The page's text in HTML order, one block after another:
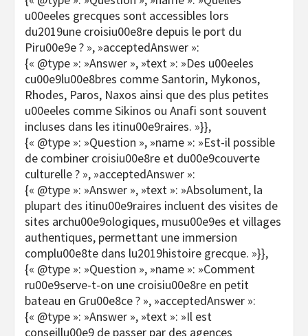
u00eeles grecques sont accessibles lors
du2019une croisiu00e8re depuis le port du
Piru00e9e ? », »acceptedAnswer »:
{« @type »: »Answer », »text »: »Des u00eeles
cu00e9lu00e8bres comme Santorin, Mykonos,
Rhodes, Paros, Naxos ainsi que des plus petites
u00eeles comme Sikinos ou Anafi sont souvent
incluses dans les itinu00e9raires. »}},
{« @type »: »Question », »name »: »Est-il possible
de combiner croisiu00e8re et du00e9couverte
culturelle ? », »acceptedAnswer »:
{« @type »: »Answer », »text »: »Absolument, la
plupart des itinu00e9raires incluent des visites de
sites archu00e9ologiques, musu00e9es et villages
authentiques, permettant une immersion
complu00e8te dans lu2019histoire grecque. »}},
{« @type »: »Question », »name »: »Comment
ru00e9serve-t-on une croisiu00e8re en petit
bateau en Gru00e8ce ? », »acceptedAnswer »:
{« @type »: »Answer », »text »: »Il est
conseillu00e9 de passer par des agences